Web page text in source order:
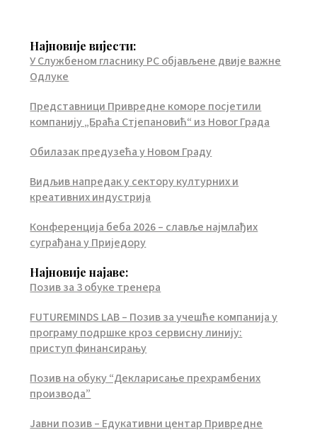
Најновије вијести:
У Службеном гласнику РС објављене двије важне
Одлуке
Представници Привредне коморе посјетили
компанију „Браћа Стјепановић“ из Новог Града
Обилазак предузећа у Новом Граду
Видљив напредак у сектору културних и
креативних индустрија
Конференција беба 2026 – славље најмлађих
суграђана у Приједору
Најновије најаве:
Позив за 3 обуке тренера
FUTUREMINDS LAB – Позив за учешће компанија у
програму подршке кроз сервисну линију:
приступ финансирању
Позив на обуку “Декларисање прехрамбених
производа”
Јавни позив – Едукативни центар Привредне